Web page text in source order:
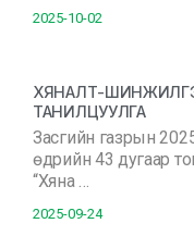
2025-10-02
ХЯНАЛТ-
ТАНИЛЦУУЛГА
Засгийн газрын
өдрийн 43 дугаар
“Хяна …
2025-09-24